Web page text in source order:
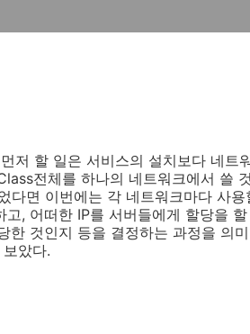
저 할 일은 서비스의 설치보다 네트
전체를 하나의 네트워크에서 쓸
다면 이번에는 각 네트워크마다 사
, 어떠한 IP를 서버들에게 할당을
한 것인지 등을 결정하는 과정을 의
았다.